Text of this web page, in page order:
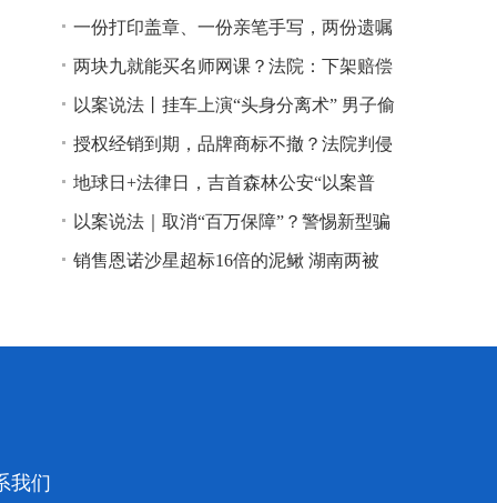
一份打印盖章、一份亲笔手写，两份遗嘱
谁说了算？
两块九就能买名师网课？法院：下架赔偿
以案说法丨挂车上演“头身分离术” 男子偷
逃高速通行费获刑
授权经销到期，品牌商标不撤？法院判侵
权！
地球日+法律日，吉首森林公安“以案普
法”
以案说法｜取消“百万保障”？警惕新型骗
局！
销售恩诺沙星超标16倍的泥鳅 湖南两被
我们